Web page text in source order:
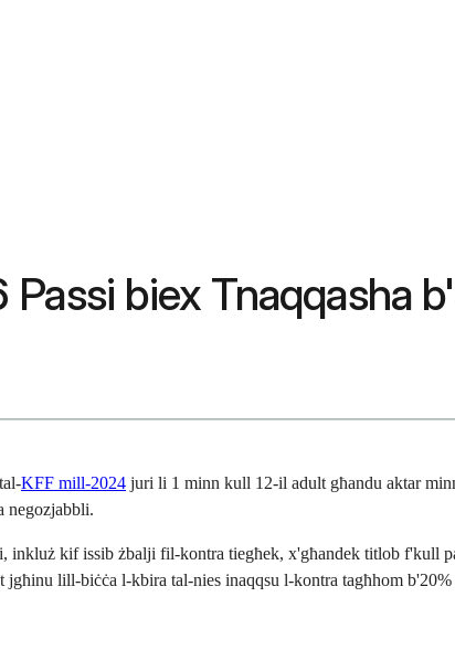
biex Tnaqqasha
KFF mill-2024 juri li 1 minn kull 12-il adult għandu aktar
negozjabbli.
inkluż kif issib żbalji fil-kontra tiegħek, x'għandek titlob f'kull
lill-biċċa l-kbira tal-nies inaqqsu l-kontra tagħhom b'20%